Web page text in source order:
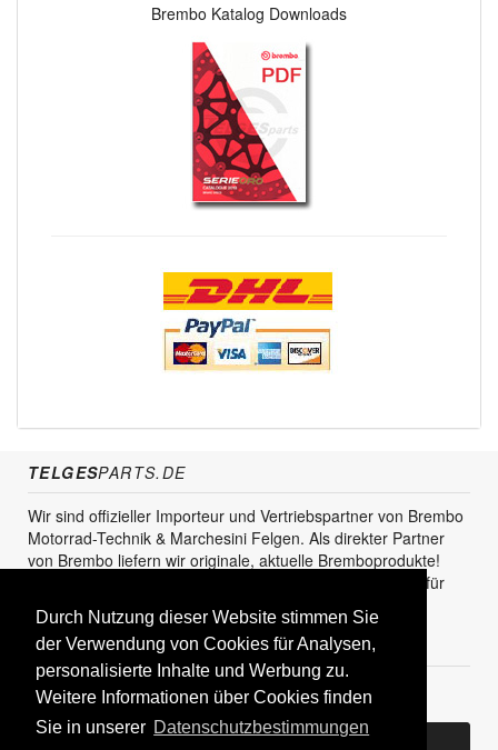
Durch Nutzung dieser Website stimmen Sie
der Verwendung von Cookies für Analysen,
personalisierte Inhalte und Werbung zu.
Weitere Informationen über Cookies finden
Sie in unserer Datenschutzbestimmungen
Brembo Katalog Downloads
TELGESPARTS.DE
Wir sind offizieller Importeur und Vertriebspartner von Brembo
Motorrad-Technik & Marchesini Felgen. Als direkter Partner
von Brembo liefern wir originale, aktuelle Bremboprodukte!
Unser Service steht sowohl für den Endkunden als auch für
KUNDENBEREICH
Registrieren
Bereits Kunde? Log In